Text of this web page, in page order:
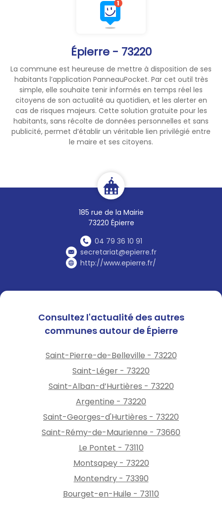
Épierre - 73220
La commune est heureuse de mettre à disposition de ses
habitants l’application PanneauPocket. Par cet outil très
simple, elle souhaite tenir informés en temps réel les
citoyens de son actualité au quotidien, et les alerter en
cas de risques majeurs. Cette solution gratuite pour les
habitants, sans récolte de données personnelles et sans
publicité, permet d’établir un véritable lien privilégié entre
le maire et ses citoyens.
185 rue de la Mairie
73220 Épierre
04 79 36 10 91
secretariat@epierre.fr
http://www.epierre.fr/
Consultez l'actualité des autres
communes autour de Épierre
Saint-Pierre-de-Belleville - 73220
Saint-Léger - 73220
Saint-Alban-d’Hurtières - 73220
Argentine - 73220
Saint-Georges-d'Hurtières - 73220
Saint-Rémy-de-Maurienne - 73660
Le Pontet - 73110
Montsapey - 73220
Montendry - 73390
Bourget-en-Huile - 73110